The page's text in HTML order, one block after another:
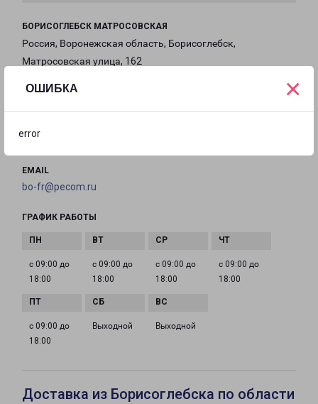
ОШИБКА
error
×
БОРИСОГЛЕБСК МАТРОСОВСКАЯ
Россия, Воронежская область, Борисоглебск,
Матросовская улица, 162
на карте
+7(473) 204-50-1 2
EMAIL
bo-fr@pecom.ru
ГРАФИК РАБОТЫ
с 09:00 до
18:00
с 09:00 до
18:00
с 09:00 до
18:00
с 09:00 до
18:00
с 09:00 до
18:00
Выходной Выходной
Доставка из Борисоглебска по области